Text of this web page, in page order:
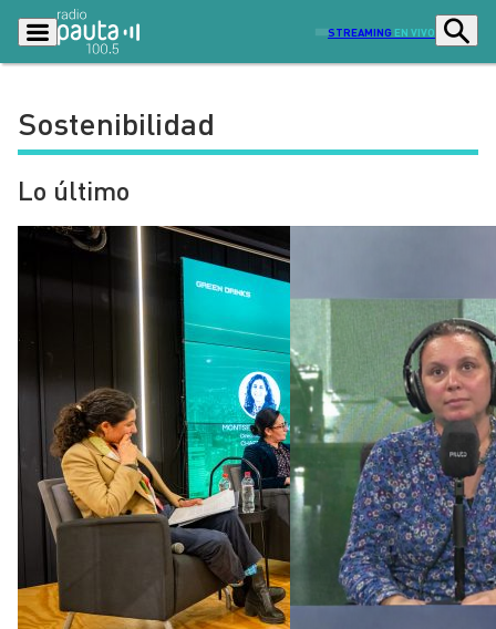
STREAMING EN VIVO
Lo Último
Ciudad
Radio en vivo
Tendencias Deportes
Entretención y Cultura Opinión
Dato en Pauta Señal 2
Contenido Patrocinado
Sostenibilidad
Lo último